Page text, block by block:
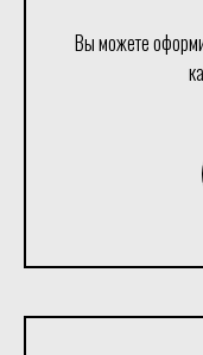
Вы можете